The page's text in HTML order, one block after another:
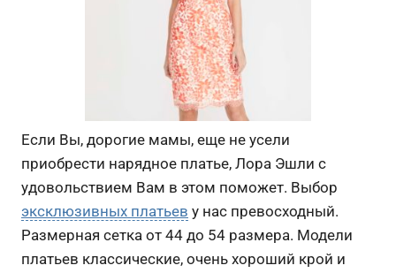
Если Вы, дорогие мамы, еще не усели
приобрести нарядное платье, Лора Эшли с
удовольствием Вам в этом поможет. Выбор
эксклюзивных платьев у нас превосходный.
Размерная сетка от 44 до 54 размера. Модели
платьев классические, очень хороший крой и